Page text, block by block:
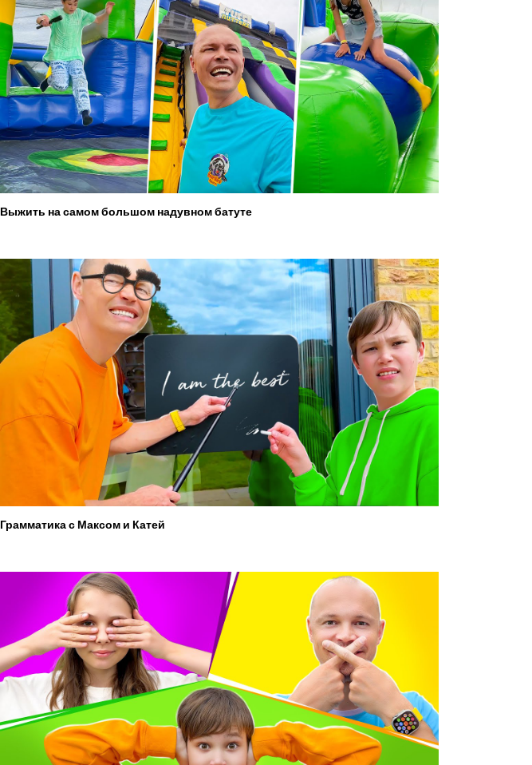
Выжить на самом большом надувном батуте
Грамматика с Максом и Катей